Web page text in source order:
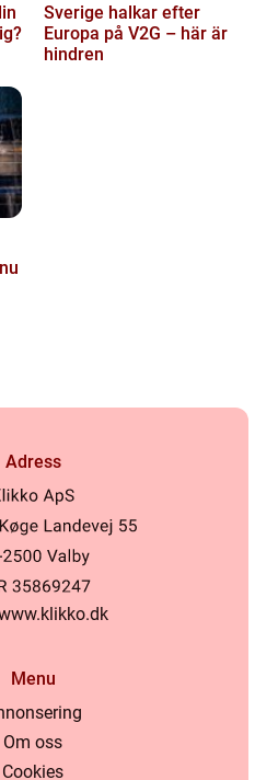
Sverige halkar efter
Europa på V2G – här är
hindren
Adress
Menu
Om oss
Cookies